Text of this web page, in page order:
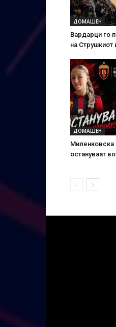
ДОМАШЕН
Вардарци го
на Струшкиот
ДОМАШЕН
Миленковска
остануваат